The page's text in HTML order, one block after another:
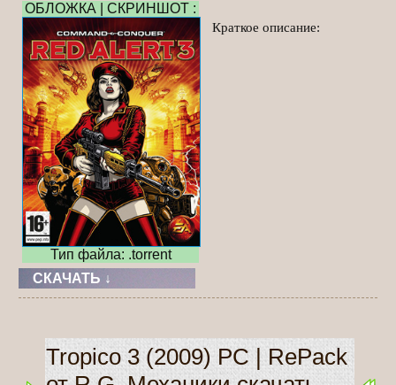
ОБЛОЖКА | СКРИНШОТ :
Тип файла: .torrent
Краткое описание:
СКАЧАТЬ ↓
Tropico 3 (2009) PC | RePack